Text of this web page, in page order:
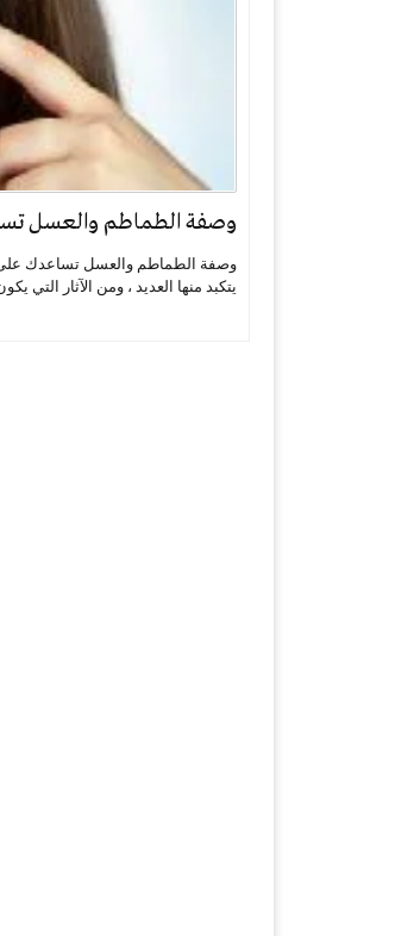
وصفة الطماطم والعسل
وصفة الطماطم والعسل تساعدك على
يتكبد منها العديد ، ومن الآثار التي